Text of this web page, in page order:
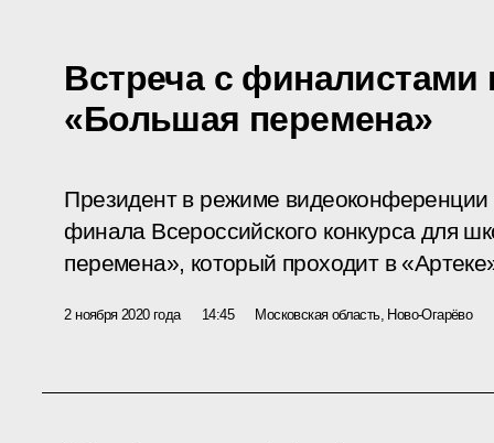
Встреча с финалистами
«Большая перемена»
Президент в режиме видеоконференции
финала Всероссийского конкурса для
перемена», который проходит в
2 ноября 2020 года 14:45 Московская область, Ново-Огарёво